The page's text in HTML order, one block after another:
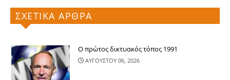
ΣΧΕΤΙΚΑ ΑΡΘΡΑ
Ο πρώτος δικτυακός τόπος 1991
ΑΥΓΟΥΣΤΟΥ 06, 2026